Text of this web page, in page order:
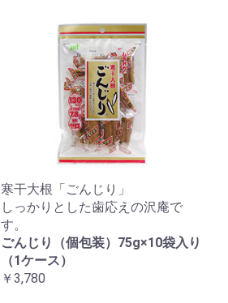
寒干大根「ごんじり」
しっかりとした歯応えの沢庵で
す。
ごんじり（個包装）75g×10袋入り
（1ケース）
￥3,780